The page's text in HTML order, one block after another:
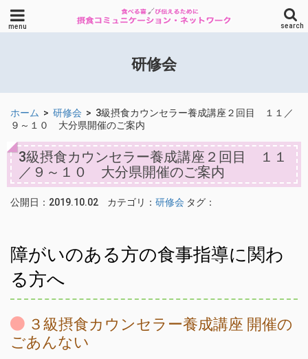
menu search
研修会
ホーム > 研修会 > 3級摂食カウンセラー養成講座２回目 １１／
９～１０ 大分県開催のご案内
3級摂食カウンセラー養成講座２回目 １１
／９～１０ 大分県開催のご案内
公開日：2019.10.02 カテゴリ： 研修会 タグ：
障がいのある方の食事指導に関わ
る方へ
３級摂食カウンセラー養成講座 開催の
ごあんない